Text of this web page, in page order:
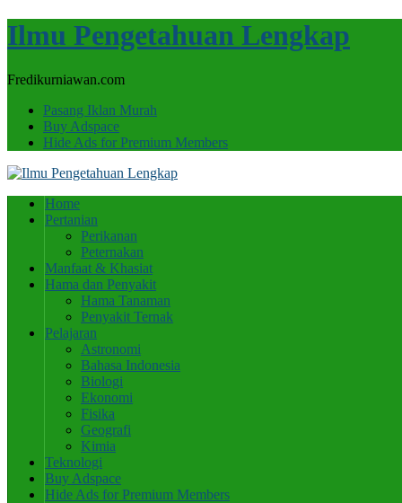
Ilmu Pengetahuan Lengkap
Fredikurniawan.com
Pasang Iklan Murah
Buy Adspace
Hide Ads for Premium Members
Home
Pertanian
Perikanan
Peternakan
Manfaat & Khasiat
Hama dan Penyakit
Hama Tanaman
Penyakit Ternak
Pelajaran
Astronomi
Bahasa Indonesia
Biologi
Ekonomi
Fisika
Geografi
Kimia
Teknologi
Buy Adspace
Hide Ads for Premium Members